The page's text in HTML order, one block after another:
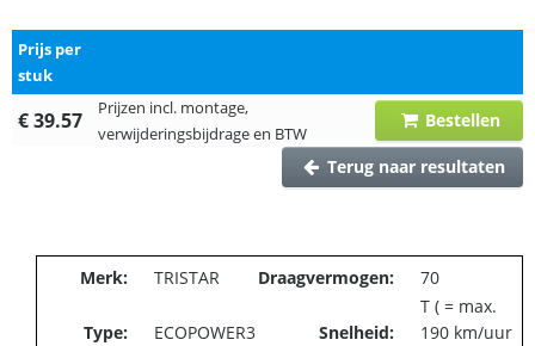
Prijs per
stuk
€ 39.57
Prijzen incl. montage,
verwijderingsbijdrage en BTW
Bestellen
Terug naar resultaten
Merk: TRISTAR Draagvermogen: 70
Type: ECOPOWER3 Snelheid:
T ( = max.
190 km/uur